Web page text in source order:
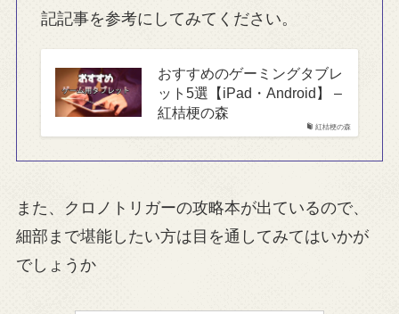
記記事を参考にしてみてください。
紅桔梗の森
おすすめのゲーミングタブレ
ット5選【iPad・Android】 –
紅桔梗の森
また、クロノトリガーの攻略本が出ているので、
細部まで堪能したい方は目を通してみてはいかが
でしょうか